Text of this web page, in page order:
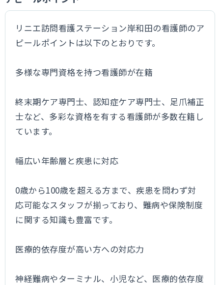
リニエ訪問看護ステーション岸和田の看護師のア
ピールポイントは以下のとおりです。
多様な専門資格を持つ看護師が在籍
終末期ケア専門士、認知症ケア専門士、足爪補正
士など、多彩な資格を有する看護師が多数在籍し
ています。
幅広い年齢層と疾患に対応
0歳から100歳を超える方まで、疾患を問わず対
応可能なスタッフが揃っており、難病や保険制度
に関する知識も豊富です。
医療的依存度が高い方への対応力
神経難病やターミナル、小児など、医療的依存度